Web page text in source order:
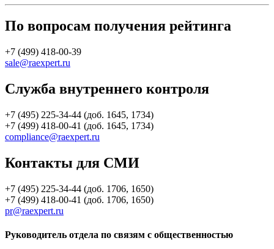
По вопросам получения рейтинга
+7 (499) 418-00-39
sale@raexpert.ru
Служба внутреннего контроля
+7 (495) 225-34-44 (доб. 1645, 1734)
+7 (499) 418-00-41 (доб. 1645, 1734)
compliance@raexpert.ru
Контакты для СМИ
+7 (495) 225-34-44 (доб. 1706, 1650)
+7 (499) 418-00-41 (доб. 1706, 1650)
pr@raexpert.ru
Руководитель отдела по связям с общественностью